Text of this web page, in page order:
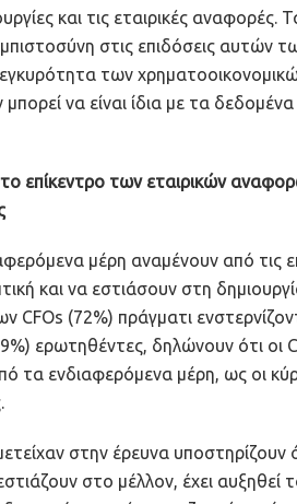
και τις εταιρικές αναφορές.
στις επιδόσεις αυτών
των
να είναι ίδια με τα
επίκεντρο των εταιρικών
μέρη αναμένουν από τις
και να εστιάσουν στη
CFOs (72%) πράγματι
ερωτηθέντες, δηλώνουν ότι οι
τα ενδιαφερόμενα μέρη, ως οι
στην έρευνα υποστηρίζουν
στο μέλλον, έχει αυξηθεί